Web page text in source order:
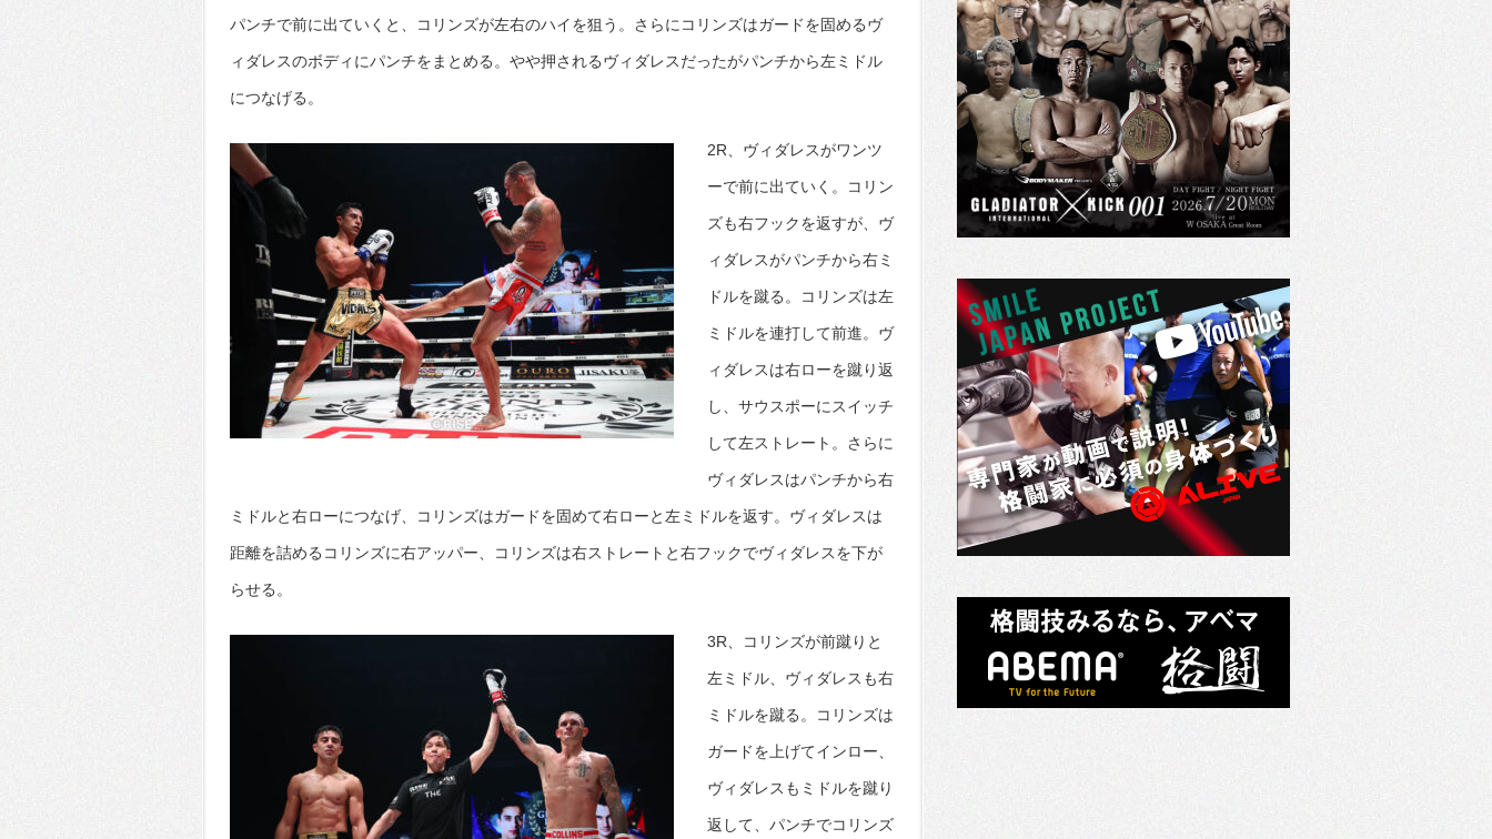
パンチで前に出ていくと、コリンズが左右のハイを狙う。さらにコリンズはガードを固めるヴ
ィダレスのボディにパンチをまとめる。やや押されるヴィダレスだったがパンチから左ミドル
につなげる。
2R、ヴィダレスがワンツ
ーで前に出ていく。コリン
ズも右フックを返すが、ヴ
ィダレスがパンチから右ミ
ドルを蹴る。コリンズは左
ミドルを連打して前進。ヴ
ィダレスは右ローを蹴り返
し、サウスポーにスイッチ
して左ストレート。さらに
ヴィダレスはパンチから右
ミドルと右ローにつなげ、コリンズはガードを固めて右ローと左ミドルを返す。ヴィダレスは
距離を詰めるコリンズに右アッパー、コリンズは右ストレートと右フックでヴィダレスを下が
らせる。
3R、コリンズが前蹴りと
左ミドル、ヴィダレスも右
ミドルを蹴る。コリンズは
ガードを上げてインロー、
ヴィダレスもミドルを蹴り
返して、パンチでコリンズ